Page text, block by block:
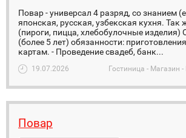
Повар - универсал 4 разряд, со знанием
японская, русская, узбекская кухня. Так
(пироги, пицца, хлебобулочные
(более 5 лет) обязанности:
картам. - Проведение свадеб, банк...
19.07.2026 Гостиница - Магазин
Повар